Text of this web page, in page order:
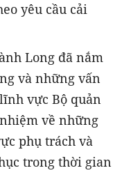
yêu cầu cải
Long đã nắm
và những vấn
vực Bộ quản
về những
phụ trách và
trong thời gian